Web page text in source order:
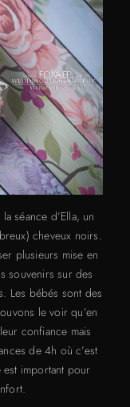
séance d’Ella, un
cheveux noirs.
plusieurs mise en
souvenirs sur des
Les bébés sont des
le voir qu’en
confiance mais
de 4h où c’est
important pour